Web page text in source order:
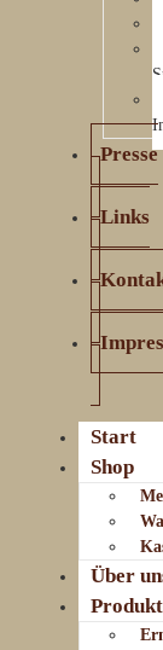
Presse
Links
Start
Shop
Über